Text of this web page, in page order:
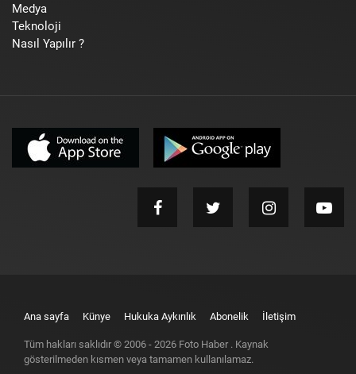
Medya
Teknoloji
Nasıl Yapılır ?
Ana sayfa Künye Hukuka Aykırılık Abonelik İletişim
Tüm hakları saklıdır © 2006 - 2026 Foto Haber . Kaynak
gösterilmeden kısmen veya tamamen kullanılamaz.